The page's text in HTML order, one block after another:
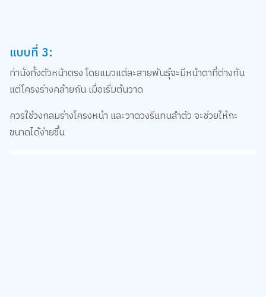
แบบที่ 3:
ท่านั่งทั้งตัวหน้าตรง โดยแมวแต่ละสายพันธุ์จะมีหน้าตาที่ต่างกัน
แต่โครงร่างคล้ายกัน เมื่อเริ่มต้นวาด
ควรใช้วงกลมร่างโครงหน้า และวาดวงรีแทนลำตัว จะช่วยให้กะ
ขนาดได้ง่ายขึ้น